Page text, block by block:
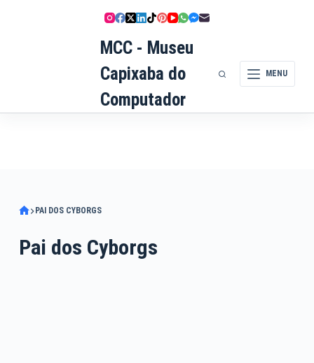
MCC - Museu
Capixaba do
Computador
MENU
PAI DOS CYBORGS
Pai dos Cyborgs